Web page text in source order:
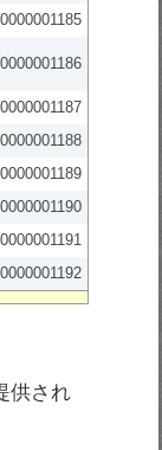
0000001185
0000001186
0000001187
0000001188
0000001189
0000001190
0000001191
0000001192
供され